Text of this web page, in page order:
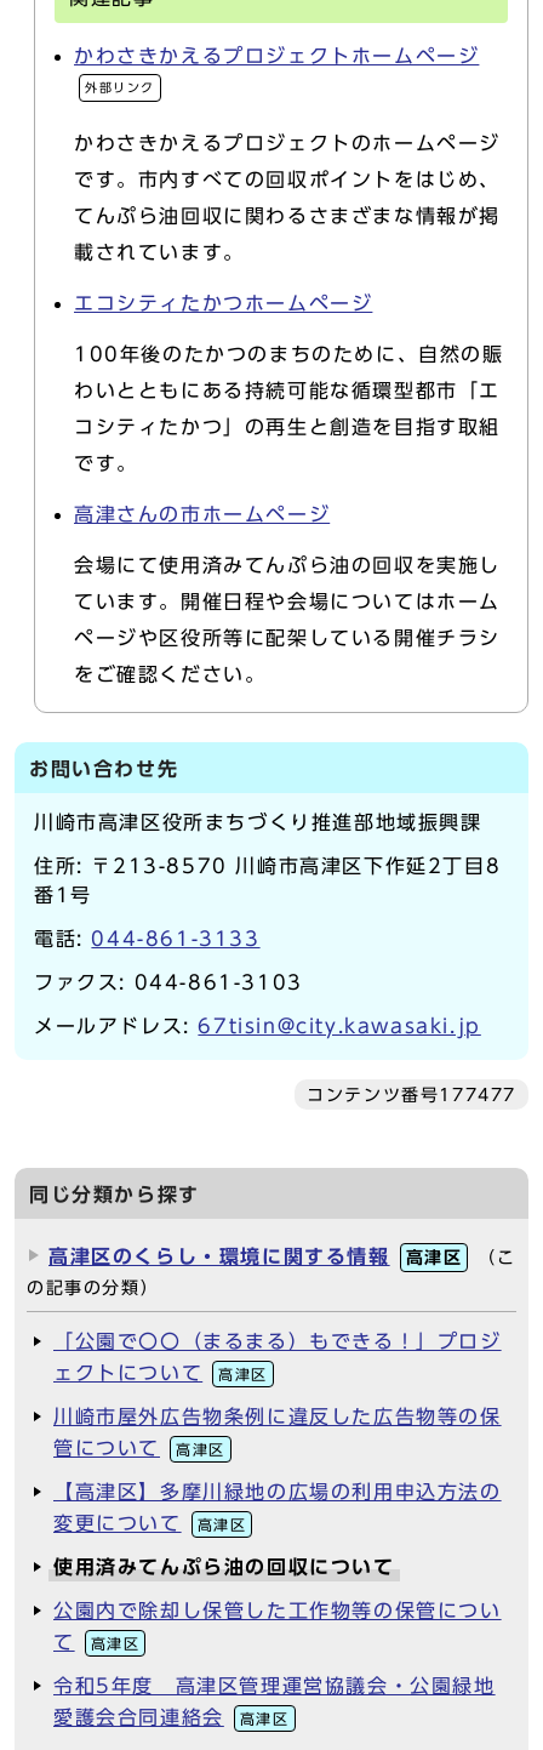
かわさきかえるプロジェクトホームページ
外部リンク
かわさきかえるプロジェクトのホームページ
です。市内すべての回収ポイントをはじめ、
てんぷら油回収に関わるさまざまな情報が掲
載されています。
エコシティたかつホームページ
100年後のたかつのまちのために、自然の賑
わいとともにある持続可能な循環型都市「エ
コシティたかつ」の再生と創造を目指す取組
です。
高津さんの市ホームページ
会場にて使用済みてんぷら油の回収を実施し
ています。開催日程や会場についてはホーム
ページや区役所等に配架している開催チラシ
をご確認ください。
お問い合わせ先
川崎市高津区役所まちづくり推進部地域振興課
住所: 〒213-8570 川崎市高津区下作延2丁目8
番1号
電話: 044-861-3133
ファクス: 044-861-3103
メールアドレス:67tisin@city.kawasaki.jp
コンテンツ番号177477
同じ分類から探す
高津区のくらし・環境に関する情報 高津区
（こ
の記事の分類）
「公園で〇〇（まるまる）もできる！」プロジ
ェクトについて
高津区
川崎市屋外広告物条例に違反した広告物等の保
管について
高津区
【高津区】多摩川緑地の広場の利用申込方法の
変更について
高津区
使用済みてんぷら油の回収について
公園内で除却し保管した工作物等の保管につい
て
高津区
令和5年度 高津区管理運営協議会・公園緑地
愛護会合同連絡会
高津区